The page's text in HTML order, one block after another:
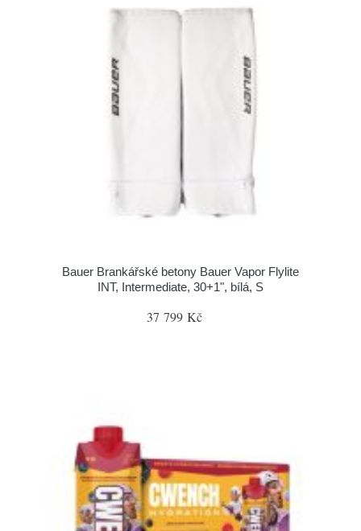
Bauer Brankářské betony Bauer Vapor Flylite
INT, Intermediate, 30+1", bílá, S
37 799 Kč